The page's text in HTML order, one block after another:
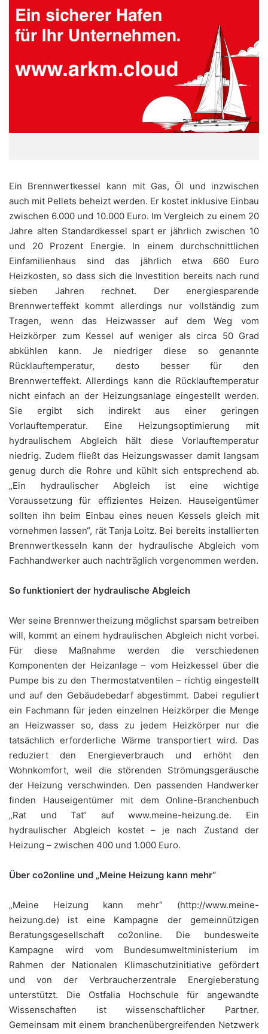
Ein Brennwertkessel kann mit Gas, Öl und inzwischen
auch mit Pellets beheizt werden. Er kostet inklusive Einbau
zwischen 6.000 und 10.000 Euro. Im Vergleich zu einem 20
Jahre alten Standardkessel spart er jährlich zwischen 10
und 20 Prozent Energie. In einem durchschnittlichen
Einfamilienhaus sind das jährlich etwa 660 Euro
Heizkosten, so dass sich die Investition bereits nach rund
sieben Jahren rechnet. Der energiesparende
Brennwerteffekt kommt allerdings nur vollständig zum
Tragen, wenn das Heizwasser auf dem Weg vom
Heizkörper zum Kessel auf weniger als circa 50 Grad
abkühlen kann. Je niedriger diese so genannte
Rücklauftemperatur, desto besser für den
Brennwerteffekt. Allerdings kann die Rücklauftemperatur
nicht einfach an der Heizungsanlage eingestellt werden.
Sie ergibt sich indirekt aus einer geringen
Vorlauftemperatur. Eine Heizungsoptimierung mit
hydraulischem Abgleich hält diese Vorlauftemperatur
niedrig. Zudem fließt das Heizungswasser damit langsam
genug durch die Rohre und kühlt sich entsprechend ab.
„Ein hydraulischer Abgleich ist eine wichtige
Voraussetzung für effizientes Heizen. Hauseigentümer
sollten ihn beim Einbau eines neuen Kessels gleich mit
vornehmen lassen“, rät Tanja Loitz. Bei bereits installierten
Brennwertkesseln kann der hydraulische Abgleich vom
Fachhandwerker auch nachträglich vorgenommen werden.
So funktioniert der hydraulische Abgleich
Wer seine Brennwertheizung möglichst sparsam betreiben
will, kommt an einem hydraulischen Abgleich nicht vorbei.
Für diese Maßnahme werden die verschiedenen
Komponenten der Heizanlage – vom Heizkessel über die
Pumpe bis zu den Thermostatventilen – richtig eingestellt
und auf den Gebäudebedarf abgestimmt. Dabei reguliert
ein Fachmann für jeden einzelnen Heizkörper die Menge
an Heizwasser so, dass zu jedem Heizkörper nur die
tatsächlich erforderliche Wärme transportiert wird. Das
reduziert den Energieverbrauch und erhöht den
Wohnkomfort, weil die störenden Strömungsgeräusche
der Heizung verschwinden. Den passenden Handwerker
finden Hauseigentümer mit dem Online-Branchenbuch
„Rat und Tat“ auf www.meine-heizung.de. Ein
hydraulischer Abgleich kostet – je nach Zustand der
Heizung – zwischen 400 und 1.000 Euro.
Über co2online und „Meine Heizung kann mehr“
„Meine Heizung kann mehr“ (http://www.meine-
heizung.de) ist eine Kampagne der gemeinnützigen
Beratungsgesellschaft co2online. Die bundesweite
Kampagne wird vom Bundesumweltministerium im
Rahmen der Nationalen Klimaschutzinitiative gefördert
und von der Verbraucherzentrale Energieberatung
unterstützt. Die Ostfalia Hochschule für angewandte
Wissenschaften ist wissenschaftlicher Partner.
Gemeinsam mit einem branchenübergreifenden Netzwerk